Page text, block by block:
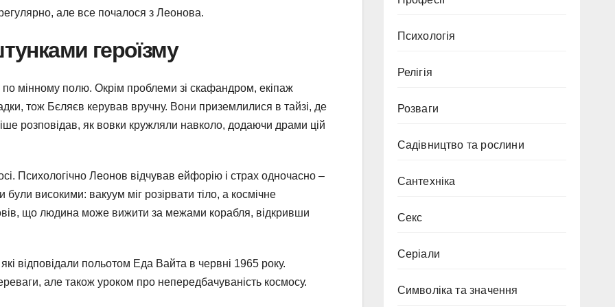
але все почалося з Леонова.
героїзму
мінному полю. Окрім проблеми зі скафандром, екіпаж
тож Бєляєв керував вручну. Вони приземлилися в тайзі, де
розповідав, як вовки кружляли навколо, додаючи драми цій
Психологічно Леонов відчував ейфорію і страх одночасно –
високими: вакуум міг розірвати тіло, а космічне
що людина може вижити за межами корабля, відкривши
відповідали польотом Еда Вайта в червні 1965 року.
але також уроком про непередбачуваність космосу.
Психологія
Релігія
Розваги
Садівництво та рослини
Сантехніка
Секс
Серіали
Символіка та значення